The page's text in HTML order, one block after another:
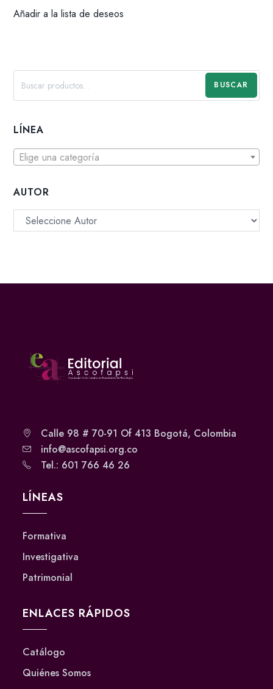
Añadir a la lista de deseos
BUSCAR
LÍNEA
Elige una categoría
AUTOR
Calle 98 # 70-91 Of 413 Bogotá, Colombia
info@ascofapsi.org.co
Tel.: 601 766 46 26
LÍNEAS
Formativa
Investigativa
Patrimonial
ENLACES RÁPIDOS
Catálogo
Quiénes Somos